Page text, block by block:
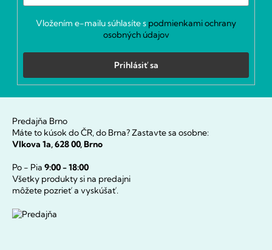
Vložením e-mailu súhlasíte s podmienkami ochrany
osobných údajov
Prihlásiť sa
Predajňa Brno
Máte to kúsok do ČR, do Brna? Zastavte sa osobne:
Vlkova 1a, 628 00, Brno
Po - Pia 9:00 - 18:00
Všetky produkty si na predajni
môžete pozrieť a vyskúšať.